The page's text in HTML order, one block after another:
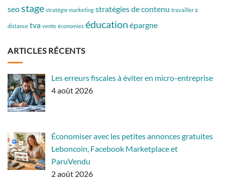
seo stage stratégie marketing stratégies de contenu travailler à
distance tva vente économies éducation épargne
ARTICLES RÉCENTS
Les erreurs fiscales à éviter en micro-entreprise
4 août 2026
Économiser avec les petites annonces gratuites
Leboncoin, Facebook Marketplace et
ParuVendu
2 août 2026